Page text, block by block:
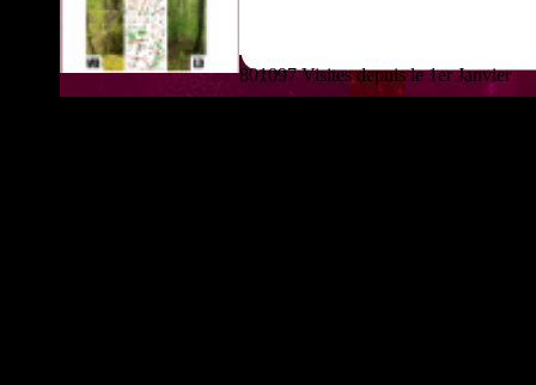
801097 Visites depuis le 1er Janvier